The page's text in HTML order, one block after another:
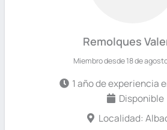
Remolques
Miembro desde 18 de
1 año de experiencia
Disponible
Localidad: